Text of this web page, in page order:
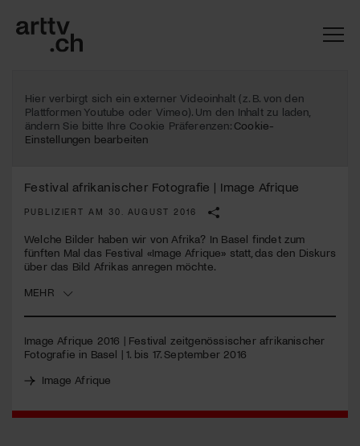
Hier verbirgt sich ein externer Videoinhalt (z. B. von den
Plattformen Youtube oder Vimeo). Um den Inhalt zu laden,
ändern Sie bitte Ihre Cookie Präferenzen: Cookie-
Einstellungen bearbeiten
Festival afrikanischer Fotografie | Image Afrique
PUBLIZIERT AM 30. AUGUST 2016
Welche Bilder haben wir von Afrika? In Basel findet zum
fünften Mal das Festival «Image Afrique» statt, das den Diskurs
über das Bild Afrikas anregen möchte.
MEHR
Image Afrique 2016 | Festival zeitgenössischer afrikanischer
Fotografie in Basel | 1. bis 17. September 2016
Image Afrique
Mach mit: «Be Part of the Art»!
Kulturinstitution und unterstütze unsere Arbeit.
Mit deiner Mitgliedschaft erhältst du kostenlosen Zugang zu
diversen Kulturevents.